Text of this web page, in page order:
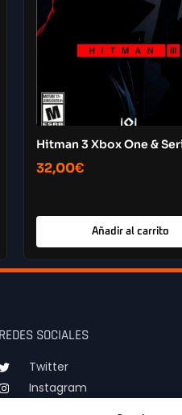
Hitman 3 Xbox One &
32,00€
Añadir al carrito
REDES SOCIALES
Twitter
Instagram